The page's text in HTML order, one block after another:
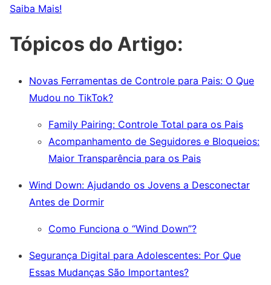
Saiba Mais!
Tópicos do Artigo:
Novas Ferramentas de Controle para Pais: O Que
Mudou no TikTok?
Family Pairing: Controle Total para os Pais
Acompanhamento de Seguidores e Bloqueios:
Maior Transparência para os Pais
Wind Down: Ajudando os Jovens a Desconectar
Antes de Dormir
Como Funciona o “Wind Down”?
Segurança Digital para Adolescentes: Por Que
Essas Mudanças São Importantes?